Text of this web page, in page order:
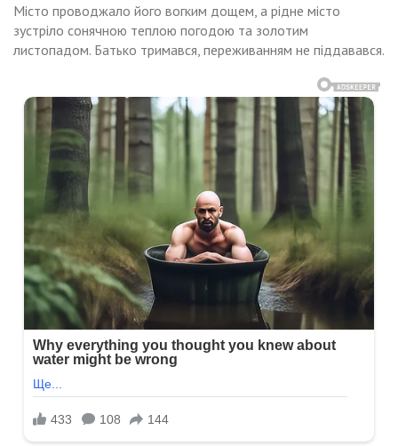
Місто проводжало його вогким дощем, а рідне місто
зустріло сонячною теплою погодою та золотим
листопадом. Батько тримався, переживанням не піддавався.